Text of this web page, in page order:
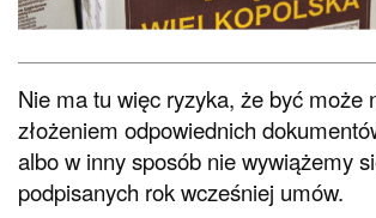
Nie ma tu więc ryzyka, że być może
złożeniem odpowiednich
albo w inny sposób nie wywiążemy
podpisanych rok wcześniej umów.